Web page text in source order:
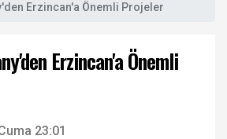
Erzincan'a Önemli Projeler
Erzincan'a Önemli
23:01